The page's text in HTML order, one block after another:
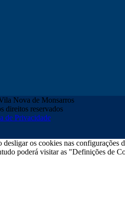
Nova de Monsarros
direitos reservados
de Privacidade
os cookies nas
poderá visitar as "Definições de